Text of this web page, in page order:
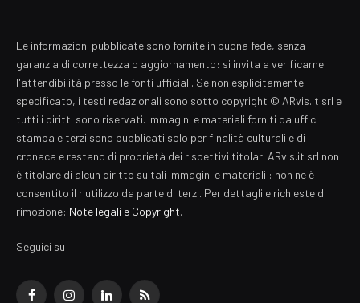
Le informazioni pubblicate sono fornite in buona fede, senza
garanzia di correttezza o aggiornamento: si invita a verificarne
l'attendibilità presso le fonti ufficiali. Se non esplicitamente
specificato, i testi redazionali sono sotto copyright © ARvis.it srl e
tutti i diritti sono riservati. Immagini e materiali forniti da uffici
stampa e terzi sono pubblicati solo per finalità culturali e di
cronaca e restano di proprietà dei rispettivi titolari ARvis.it srl non
è titolare di alcun diritto su tali immagini e materiali : non ne è
consentito il riutilizzo da parte di terzi. Per dettagli e richieste di
rimozione: Note legali e Copyright.
Seguici su: